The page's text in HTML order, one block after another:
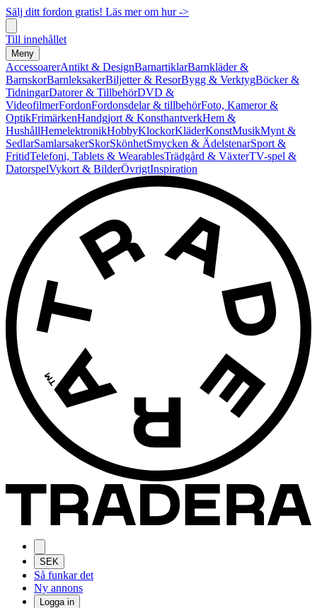
Sälj ditt fordon gratis! Läs mer om hur ->
Till innehållet
Meny
AccessoarerAntikt & DesignBarnartiklarBarnkläder &
BarnskorBarnleksakerBiljetter & ResorBygg & VerktygBöcker &
TidningarDatorer & TillbehörDVD &
VideofilmerFordonFordonsdelar & tillbehörFoto, Kameror &
OptikFrimärkenHandgjort & KonsthantverkHem &
HushållHemelektronikHobbyKlockorKläderKonstMusikMynt &
SedlarSamlarsakerSkorSkönhetSmycken & ÄdelstenarSport &
FritidTelefoni, Tablets & WearablesTrädgård & VäxterTV-spel &
DatorspelVykort & BilderÖvrigtInspiration
SEK
Så funkar det
Ny annons
Logga in